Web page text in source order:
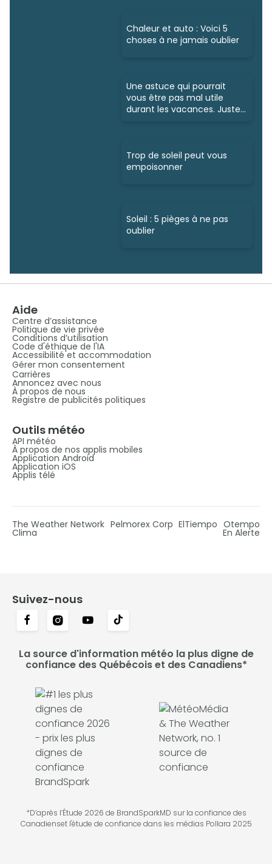
Chaleur et auto : Voici 5
choses à ne jamais oublier
Une astuce qui pourrait
vous être pas mal utile
durant les vacances. Juste
Trop de soleil peut vous
empoisonner
Soleil : 5 pièges à ne pas
oublier
Aide
Centre d’assistance
Politique de vie privée
Conditions d’utilisation
Code d'éthique de l'IA
Accessibilité et accommodation
Gérer mon consentement
Carrières
Annoncez avec nous
À propos de nous
Registre de publicités politiques
Outils météo
API météo
À propos de nos applis mobiles
Application Android
Application iOS
Applis télé
The Weather Network Pelmorex Corp ElTiempo Otempo
Clima En Alerte
Suivez-nous
La source d'information météo la plus digne de
confiance des Québécois et des Canadiens*
*D’après l’Étude 2026 de BrandSparkMD sur la confiance des
Canadienset l'étude de confiance dans les médias Pollara 2025